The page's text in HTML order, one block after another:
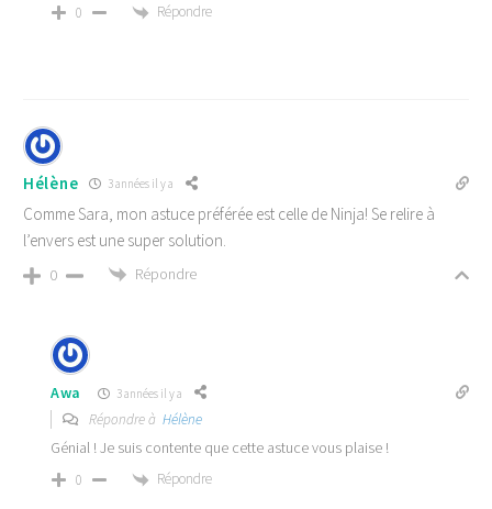
0 Répondre
Hélène 3 années il y a
Comme Sara, mon astuce préférée est celle de Ninja! Se relire à
l’envers est une super solution.
0 Répondre
Awa 3 années il y a
Répondre à Hélène
Génial ! Je suis contente que cette astuce vous plaise !
0 Répondre